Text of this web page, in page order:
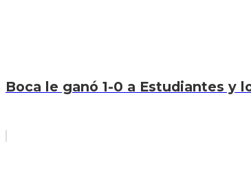
Boca le ganó 1-0 a Estudiantes y